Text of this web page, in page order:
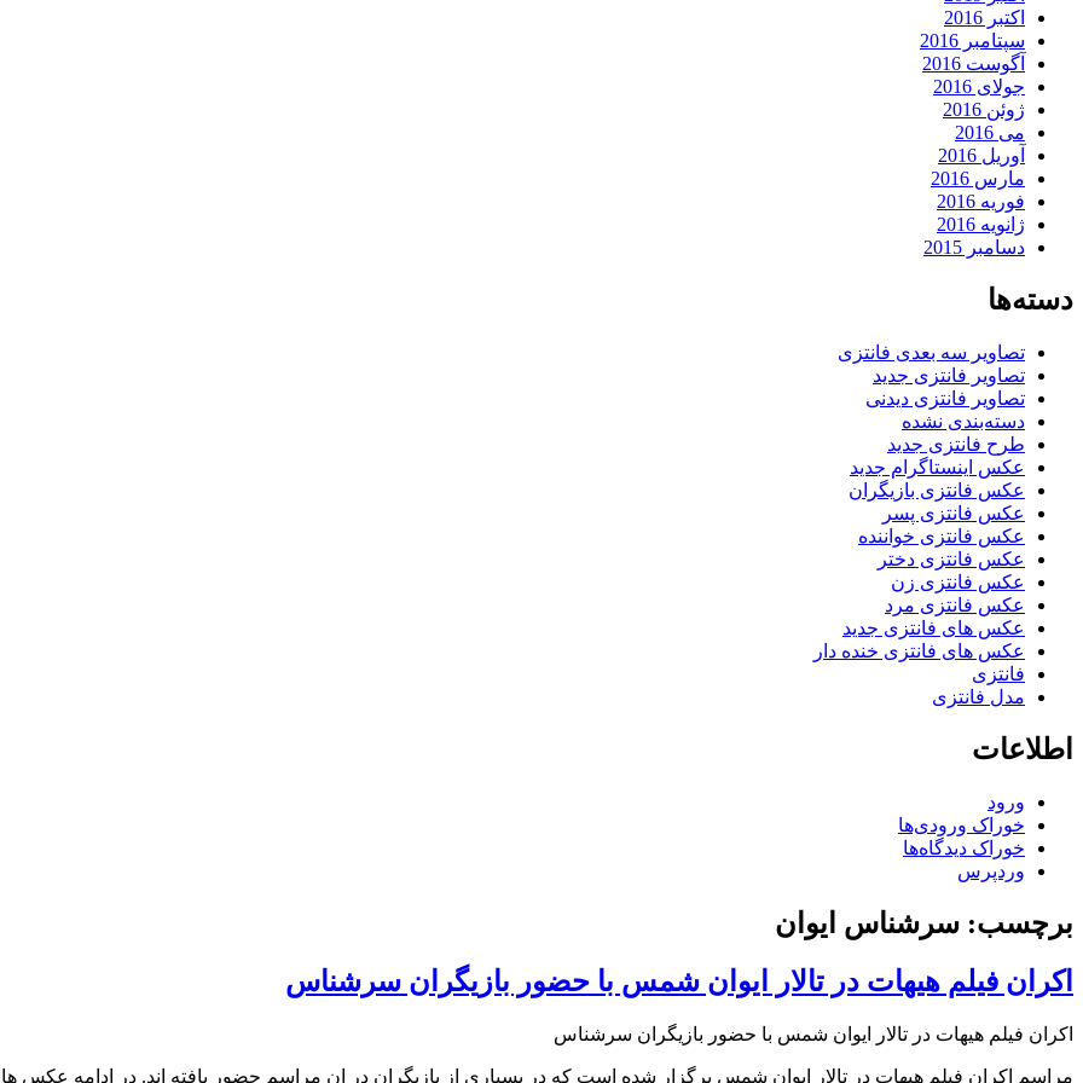
اکتبر 2016
سپتامبر 2016
آگوست 2016
جولای 2016
ژوئن 2016
می 2016
آوریل 2016
مارس 2016
فوریه 2016
ژانویه 2016
دسامبر 2015
دسته‌ها
تصاویر سه بعدی فانتزی
تصاویر فانتزی جدید
تصاویر فانتزی دیدنی
دسته‌بندی نشده
طرح فانتزی جدید
عکس اینستاگرام جدید
عکس فانتزی بازیگران
عکس فانتزی پسر
عکس فانتزی خواننده
عکس فانتزی دختر
عکس فانتزی زن
عکس فانتزی مرد
عکس های فانتزی جدید
عکس های فانتزی خنده دار
فانتزی
مدل فانتزی
اطلاعات
ورود
خوراک ورودی‌ها
خوراک دیدگاه‌ها
وردپرس
برچسب: سرشناس ایوان
اکران فیلم هیهات در تالار ایوان شمس با حضور بازیگران سرشناس
اکران فیلم هیهات در تالار ایوان شمس با حضور بازیگران سرشناس
مراسم اکران فیلم هیهات در تالار ایوان شمس برگزار شده است که در بسیاری از بازیگران در ان مراسم حضور یافته اند. در ادامه عکس